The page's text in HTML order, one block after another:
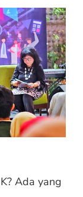
NGOBROL
ASIK
SEPUTAR
OJK,
FINTECH
DAN
Ada yang